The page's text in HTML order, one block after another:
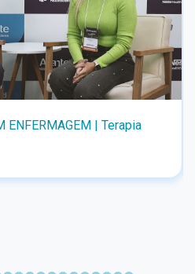
ENFERMAGEM | Terapia